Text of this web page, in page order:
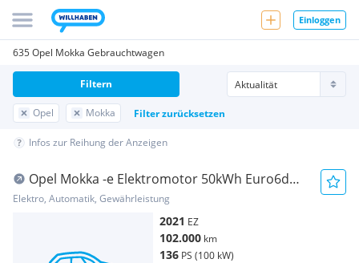
Einloggen
635 Opel Mokka Gebrauchtwagen
Opel Mokka Filter zurücksetzen
Filtern
Infos zur Reihung der Anzeigen
Opel Mokka -e Elektromotor 50kWh Euro6d
-1Phasig 100 ...
Elektro, Automatik, Gewährleistung
2021 EZ
102.000 km
136 PS (100 kW)